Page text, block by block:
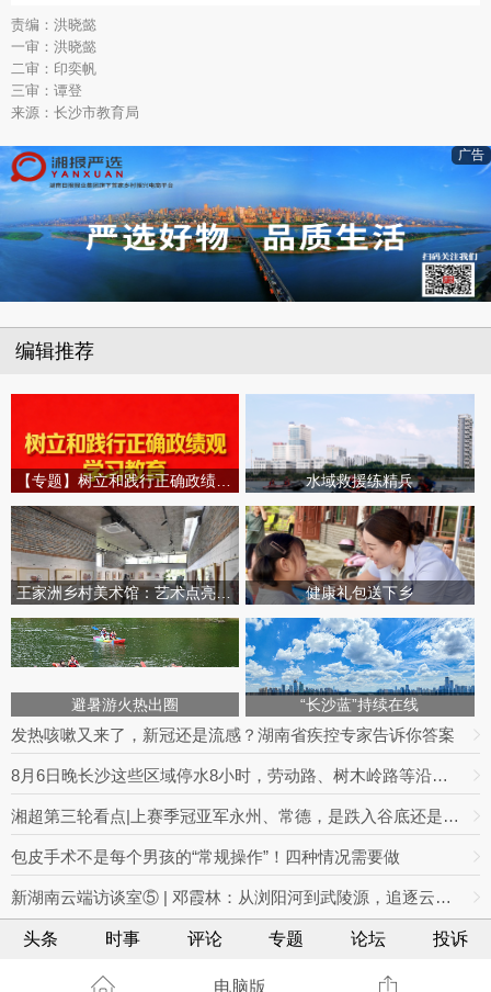
责编：洪晓懿
一审：洪晓懿
二审：印奕帆
三审：谭登
来源：长沙市教育局
广告
编辑推荐
【专题】树立和践行正确政绩观学习教育 水域救援练精兵
王家洲乡村美术馆：艺术点亮田园乡村 健康礼包送下乡
避暑游火热出圈 “长沙蓝”持续在线
发热咳嗽又来了，新冠还是流感？湖南省疾控专家告诉你答案
8月6日晚长沙这些区域停水8小时，劳动路、树木岭路等沿线住户做好储水
湘超第三轮看点|上赛季冠亚军永州、常德，是跌入谷底还是主场救赎？
包皮手术不是每个男孩的“常规操作”！四种情况需要做
新湖南云端访谈室⑤ | 邓霞林：从浏阳河到武陵源，追逐云海的光影之路
头条 时事 评论 专题 论坛 投诉
电脑版